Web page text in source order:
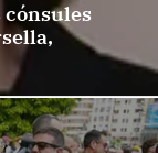
cónsules